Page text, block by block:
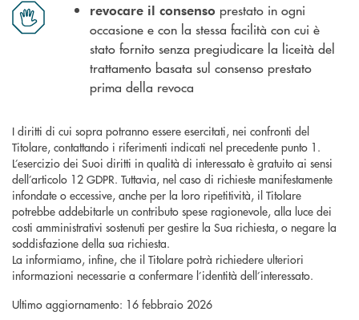
revocare il consenso prestato in ogni
occasione e con la stessa facilità con cui è
stato fornito senza pregiudicare la liceità del
trattamento basata sul consenso prestato
prima della revoca
I diritti di cui sopra potranno essere esercitati, nei confronti del
Titolare, contattando i riferimenti indicati nel precedente punto 1.
L’esercizio dei Suoi diritti in qualità di interessato è gratuito ai sensi
dell’articolo 12 GDPR. Tuttavia, nel caso di richieste manifestamente
infondate o eccessive, anche per la loro ripetitività, il Titolare
potrebbe addebitarle un contributo spese ragionevole, alla luce dei
costi amministrativi sostenuti per gestire la Sua richiesta, o negare la
soddisfazione della sua richiesta.
La informiamo, infine, che il Titolare potrà richiedere ulteriori
informazioni necessarie a confermare l’identità dell’interessato.
Ultimo aggiornamento: 16 febbraio 2026